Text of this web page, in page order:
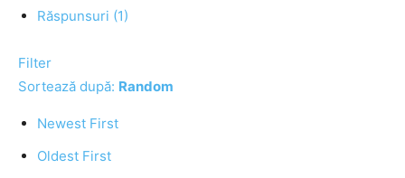
Răspunsuri (1)
Filter
Sortează după: Random
Newest First
Oldest First